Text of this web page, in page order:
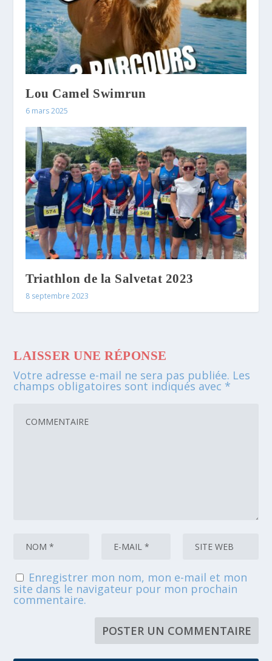
Lou Camel Swimrun
6 mars 2025
Triathlon de la Salvetat 2023
8 septembre 2023
LAISSER UNE RÉPONSE
Votre adresse e-mail ne sera pas publiée. Les
champs obligatoires sont indiqués avec *
Enregistrer mon nom, mon e-mail et mon
site dans le navigateur pour mon prochain
commentaire.